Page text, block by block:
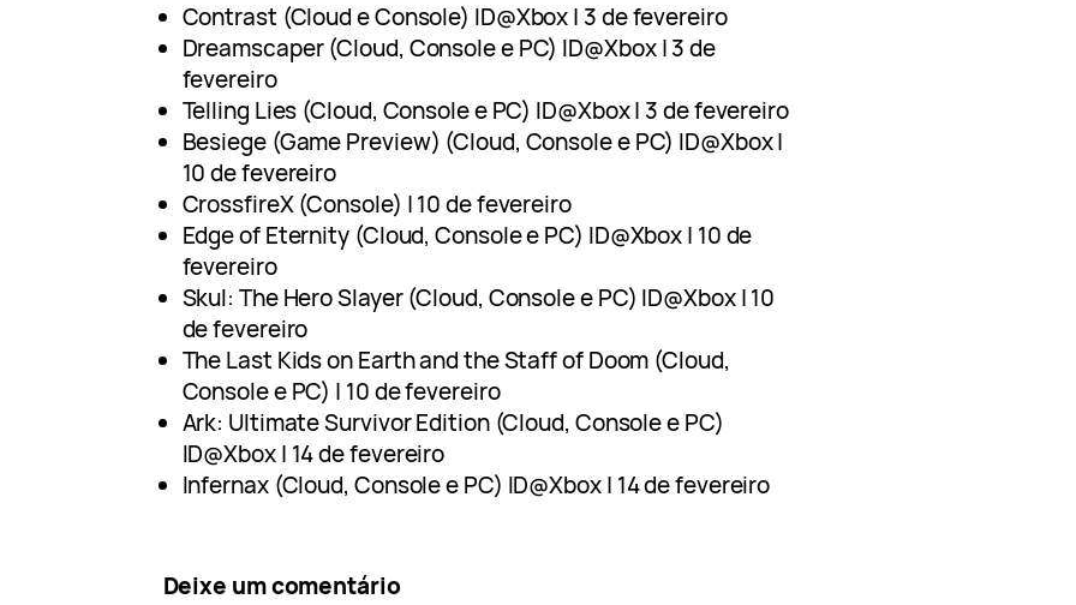
Contrast (Cloud e Console) ID@Xbox | 3 de fevereiro
Dreamscaper (Cloud, Console e PC) ID@Xbox | 3 de
fevereiro
Telling Lies (Cloud, Console e PC) ID@Xbox | 3 de fevereiro
Besiege (Game Preview) (Cloud, Console e PC) ID@Xbox |
10 de fevereiro
CrossfireX (Console) | 10 de fevereiro
Edge of Eternity (Cloud, Console e PC) ID@Xbox | 10 de
fevereiro
Skul: The Hero Slayer (Cloud, Console e PC) ID@Xbox | 10
de fevereiro
The Last Kids on Earth and the Staff of Doom (Cloud,
Console e PC) | 10 de fevereiro
Ark: Ultimate Survivor Edition (Cloud, Console e PC)
ID@Xbox | 14 de fevereiro
Infernax (Cloud, Console e PC) ID@Xbox | 14 de fevereiro
Deixe um comentário